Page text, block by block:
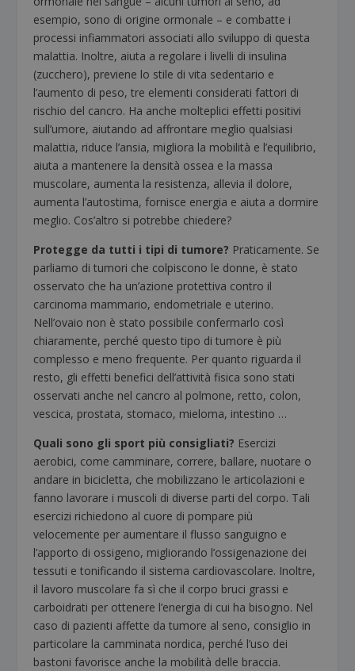
esempio, sono di origine ormonale – e combatte i
processi infiammatori associati allo sviluppo di questa
malattia. Inoltre, aiuta a regolare i livelli di insulina
(zucchero), previene lo stile di vita sedentario e
l’aumento di peso, tre elementi considerati fattori di
rischio del cancro. Ha anche molteplici effetti positivi
sull’umore, aiutando ad affrontare meglio qualsiasi
malattia, riduce l’ansia, migliora la mobilità e l’equilibrio,
aiuta a mantenere la densità ossea e la massa
muscolare, aumenta la resistenza, allevia il dolore,
aumenta l’autostima, fornisce energia e aiuta a dormire
meglio. Cos’altro si potrebbe chiedere?
Protegge da tutti i tipi di tumore? Praticamente. Se
parliamo di tumori che colpiscono le donne, è stato
osservato che ha un’azione protettiva contro il
carcinoma mammario, endometriale e uterino.
Nell’ovaio non è stato possibile confermarlo così
chiaramente, perché questo tipo di tumore è più
complesso e meno frequente. Per quanto riguarda il
resto, gli effetti benefici dell’attività fisica sono stati
osservati anche nel cancro al polmone, retto, colon,
vescica, prostata, stomaco, mieloma, intestino …
Quali sono gli sport più consigliati? Esercizi
aerobici, come camminare, correre, ballare, nuotare o
andare in bicicletta, che mobilizzano le articolazioni e
fanno lavorare i muscoli di diverse parti del corpo. Tali
esercizi richiedono al cuore di pompare più
velocemente per aumentare il flusso sanguigno e
l’apporto di ossigeno, migliorando l’ossigenazione dei
tessuti e tonificando il sistema cardiovascolare. Inoltre,
il lavoro muscolare fa sì che il corpo bruci grassi e
carboidrati per ottenere l’energia di cui ha bisogno. Nel
caso di pazienti affette da tumore al seno, consiglio in
particolare la camminata nordica, perché l’uso dei
bastoni favorisce anche la mobilità delle braccia.